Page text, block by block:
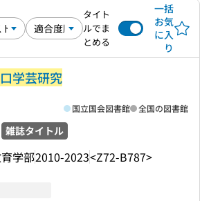
タイト
ルでま
とめる
一括
お気
に入
り
学芸研究
雑誌タイトル
学部2010-2023<Z72-B787>
国立国会図書館 全国の図書館